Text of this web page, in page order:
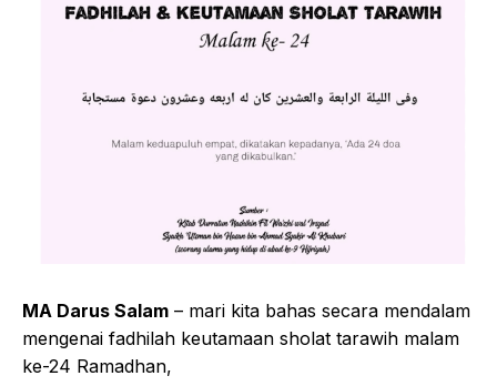
MA Darus Salam – mari kita bahas secara mendalam
mengenai fadhilah keutamaan sholat tarawih malam
ke-24 Ramadhan,